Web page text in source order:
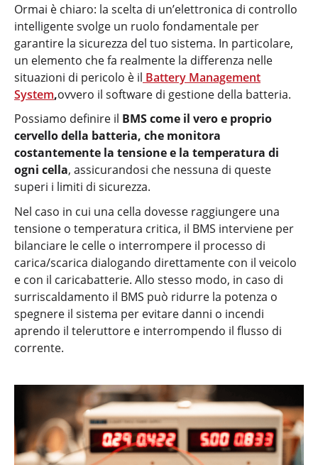
Ormai è chiaro: la scelta di un’elettronica di controllo
intelligente svolge un ruolo fondamentale per
garantire la sicurezza del tuo sistema. In particolare,
un elemento che fa realmente la differenza nelle
situazioni di pericolo è il Battery Management
System,ovvero il software di gestione della batteria.
Possiamo definire il BMS come il vero e proprio
cervello della batteria, che monitora
costantemente la tensione e la temperatura di
ogni cella, assicurandosi che nessuna di queste
superi i limiti di sicurezza.
Nel caso in cui una cella dovesse raggiungere una
tensione o temperatura critica, il BMS interviene per
bilanciare le celle o interrompere il processo di
carica/scarica dialogando direttamente con il veicolo
e con il caricabatterie. Allo stesso modo, in caso di
surriscaldamento il BMS può ridurre la potenza o
spegnere il sistema per evitare danni o incendi
aprendo il teleruttore e interrompendo il flusso di
corrente.